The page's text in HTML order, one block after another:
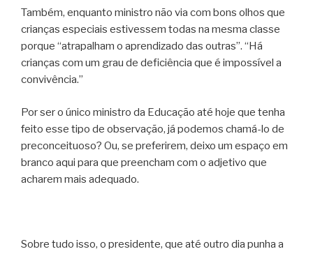
Também, enquanto ministro não via com bons olhos que
crianças especiais estivessem todas na mesma classe
porque “atrapalham o aprendizado das outras”. “Há
crianças com um grau de deficiência que é impossível a
convivência.”
Por ser o único ministro da Educação até hoje que tenha
feito esse tipo de observação, já podemos chamá-lo de
preconceituoso? Ou, se preferirem, deixo um espaço em
branco aqui para que preencham com o adjetivo que
acharem mais adequado.
Sobre tudo isso, o presidente, que até outro dia punha a